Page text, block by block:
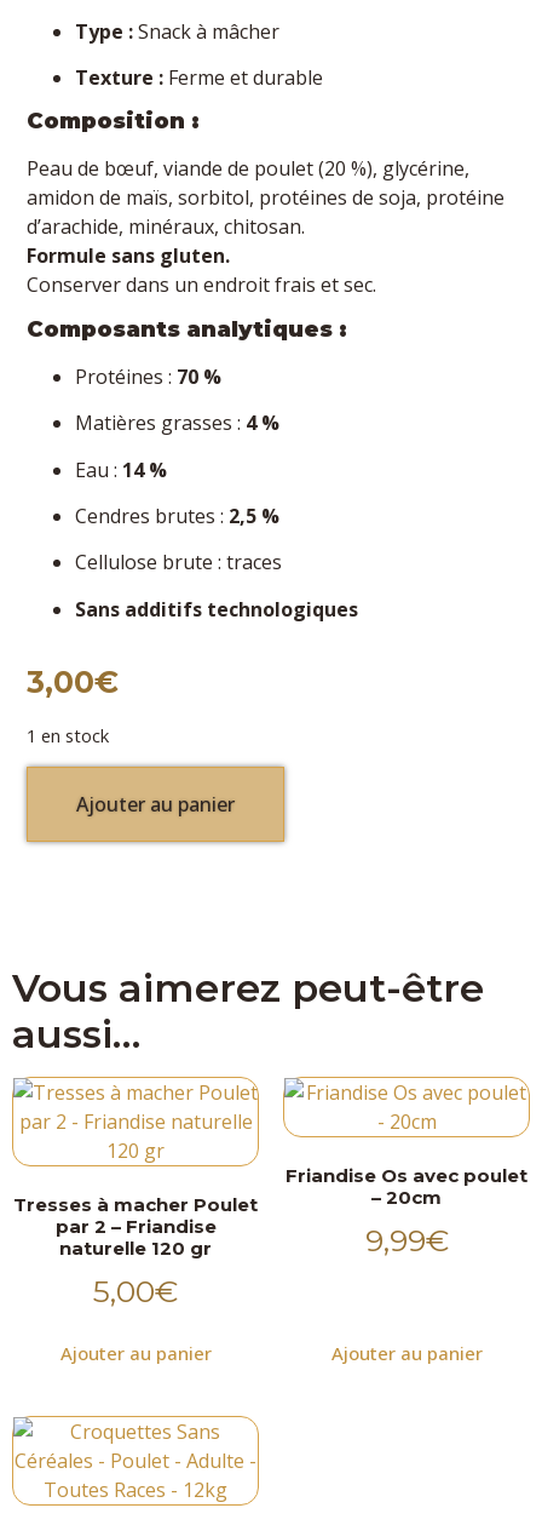
Type :Snack à mâcher
Texture : Ferme et durable
Composition :
Peau de bœuf, viande de poulet (20 %), glycérine,
amidon de maïs, sorbitol, protéines de soja, protéine
d’arachide, minéraux, chitosan.
Formule sans gluten.
Conserver dans un endroit frais et sec.
Composants analytiques :
Protéines : 70 %
Matières grasses : 4 %
Eau : 14 %
Cendres brutes : 2,5 %
Cellulose brute : traces
Sans additifs technologiques
3,00€
1 en stock
Ajouter au panier
Vous aimerez peut-être
aussi…
Tresses à macher Poulet
par 2 – Friandise
naturelle 120 gr
5,00€
Ajouter au panier
Friandise Os avec poulet
– 20cm
9,99€
Ajouter au panier